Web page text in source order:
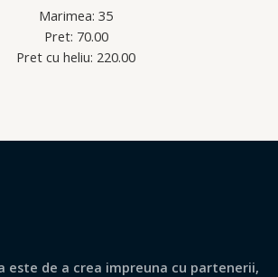
Marimea: 35
Pret: 70.00
Pret cu heliu: 220.00
este de a crea impreuna cu partenerii,